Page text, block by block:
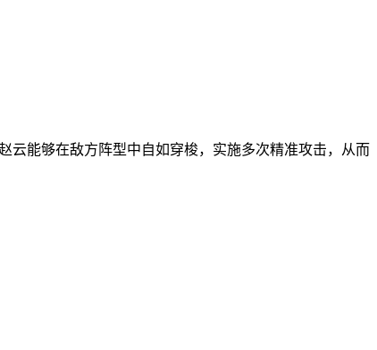
云能够在敌方阵型中自如穿梭，实施多次精准攻击，从而